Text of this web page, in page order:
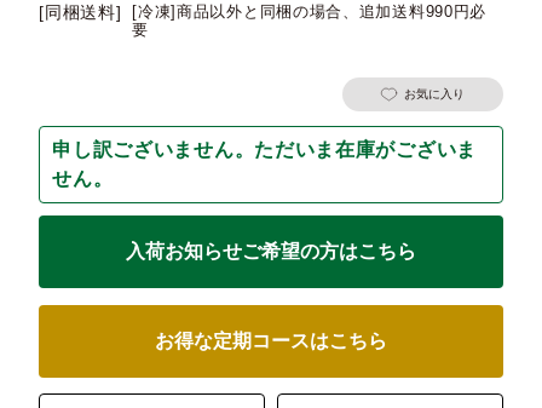
[同梱送料]
[冷凍]商品以外と同梱の場合、追加送料990円必
要
お気に入り
申し訳ございません。ただいま在庫がございま
せん。
入荷お知らせご希望の方はこちら
お得な定期コースはこちら